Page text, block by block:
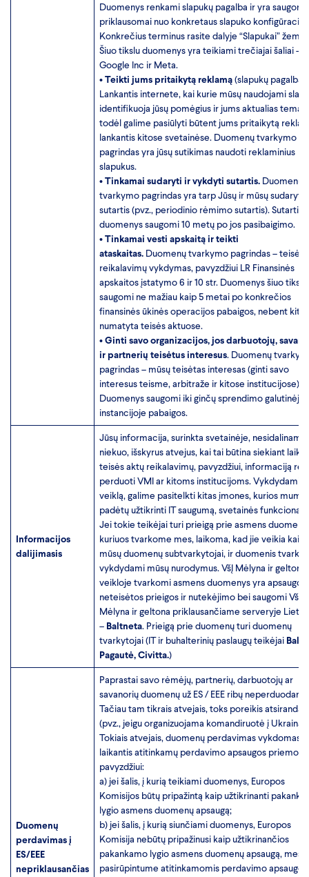
Duomenys renkami slapukų pagalba ir yra saugomi
priklausomai nuo konkretaus slapuko
Konkrečius terminus rasite dalyje “Slapukai”
Šiuo tikslu duomenys yra teikiami trečiajai šaliai –
Google Inc ir Meta.
•Teikti jums pritaikytą reklamą(slapukų pagalba).
Lankantis internete, kai kurie mūsų naudojami
identifikuoja jūsų pomėgius ir jums aktualias temas,
todėl galime pasiūlyti būtent jums pritaikytą
lankantis kitose svetainėse. Duomenų tvarkymo
pagrindas yra jūsų sutikimas naudoti reklaminius
slapukus.
•Tinkamai sudaryti ir vykdyti sutartis. Duomenų
tvarkymo pagrindas yra tarp Jūsų ir mūsų sudaryta
sutartis (pvz., periodinio rėmimo sutartis). Sutartis
duomenys saugomi 10 metų po jos pasibaigimo.
•Tinkamai vesti apskaitą ir teikti
ataskaitas. Duomenų tvarkymo pagrindas – teisės
reikalavimų vykdymas, pavyzdžiui LR Finansinės
apskaitos įstatymo 6 ir 10 str. Duomenys šiuo tikslu
saugomi ne mažiau kaip 5 metai po konkrečios
finansinės ūkinės operacijos pabaigos, nebent
numatyta teisės aktuose.
•Ginti savo organizacijos, jos darbuotojų,
ir partnerių teisėtus interesus. Duomenų
pagrindas – mūsų teisėtas interesas (ginti savo
interesus teisme, arbitraže ir kitose institucijose).
Duomenys saugomi iki ginčų sprendimo galutinėje
instancijoje pabaigos.
Informacijos
dalijimasis
Jūsų informacija, surinkta svetainėje, nesidaliname
niekuo, išskyrus atvejus, kai tai būtina siekiant
teisės aktų reikalavimų, pavyzdžiui, informaciją
perduoti VMI ar kitoms institucijoms. Vykdydami
veiklą, galime pasitelkti kitas įmones, kurios mums
padėtų užtikrinti IT saugumą, svetainės
Jei tokie teikėjai turi prieigą prie asmens duomenų,
kuriuos tvarkome mes, laikoma, kad jie veikia kaip
mūsų duomenų subtvarkytojai, ir duomenis tvarko
vykdydami mūsų nurodymus. VšĮ Mėlyna ir geltona
veikloje tvarkomi asmens duomenys yra
neteisėtos prieigos ir nutekėjimo bei saugomi VšĮ
Mėlyna ir geltona priklausančiame serveryje
– Baltneta. Prieigą prie duomenų turi duomenų
tvarkytojai (IT ir buhalterinių paslaugų teikėjai
Pagautė, Civitta.)
Duomenų
perdavimas į
ES/EEE
nepriklausančias
Paprastai savo rėmėjų, partnerių, darbuotojų ar
savanorių duomenų už ES / EEE ribų
Tačiau tam tikrais atvejais, toks poreikis atsiranda
(pvz., jeigu organizuojama komandiruotė į Ukrainą.
Tokiais atvejais, duomenų perdavimas vykdomas
laikantis atitinkamų perdavimo apsaugos
pavyzdžiui:
a) jei šalis, į kurią teikiami duomenys, Europos
Komisijos būtų pripažintą kaip užtikrinanti
lygio asmens duomenų apsaugą;
b) jei šalis, į kurią siunčiami duomenys, Europos
Komisija nebūtų pripažinusi kaip užtikrinančios
pakankamo lygio asmens duomenų apsaugą, mes
pasirūpintume atitinkamomis perdavimo apsaugos